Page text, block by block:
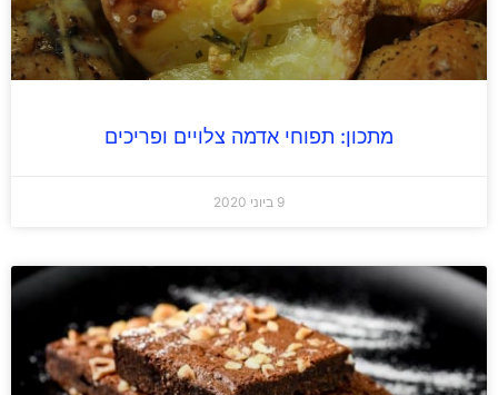
מתכון: תפוחי אדמה צלויים ופריכים